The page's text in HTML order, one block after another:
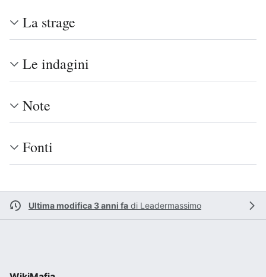
La strage
Le indagini
Note
Fonti
Ultima modifica 3 anni fa di Leadermassimo